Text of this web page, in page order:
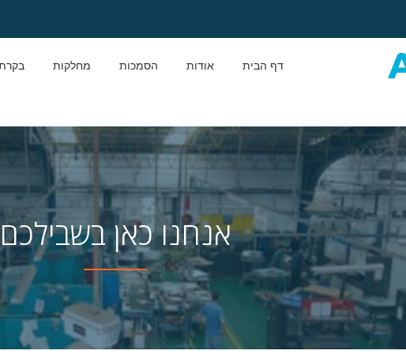
דף הבית אודות הסמכות מחלקות
אנחנו כאן בשבילכם